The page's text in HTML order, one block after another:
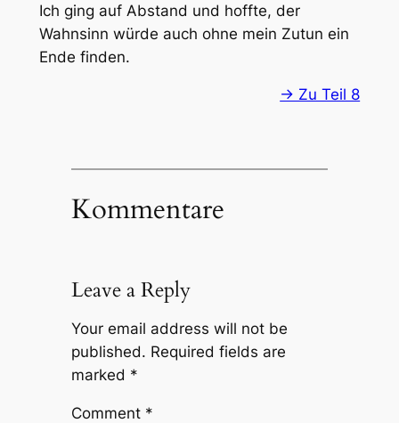
Ich ging auf Abstand und hoffte, der
Wahnsinn würde auch ohne mein Zutun ein
Ende finden.
-> Zu Teil 8
Kommentare
Leave a Reply
Your email address will not be
published. Required fields are
marked *
Comment *